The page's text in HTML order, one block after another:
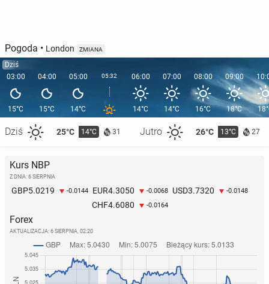
Pogoda • London ZMIANA
Dziś
03:00
15°C
Dziś 25°C 14°C 31 Jutro 26°C 13°C 27
04:00
15°C
05:00
14°C
05:32 06:00
14°C
07:00
14°C
08:00
16°C
09:00
18°C
Kurs NBP
Z DNIA: 6 SIERPNIA
GBP5.0219 -0.0144 EUR4.3050 -0.0068 USD3.7320 -0.0148
CHF4.6080 -0.0164
Forex
AKTUALIZACJA: 6 SIERPNIA, 02:20